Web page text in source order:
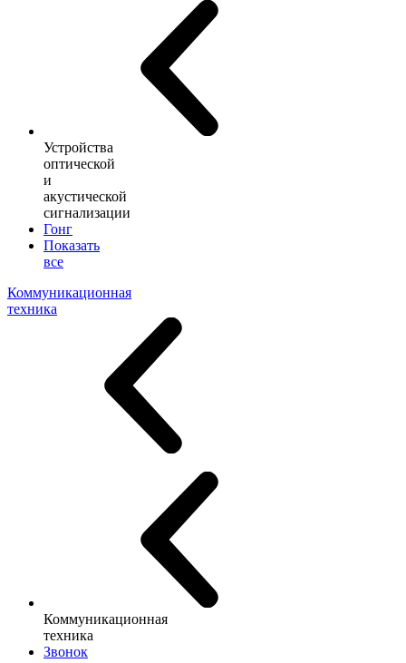
Устройства
оптической
и
акустической
сигнализации
Гонг
Показать
все
Коммуникационная
техника
Коммуникационная
техника
Звонок